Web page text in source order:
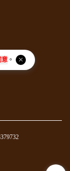
意。
page